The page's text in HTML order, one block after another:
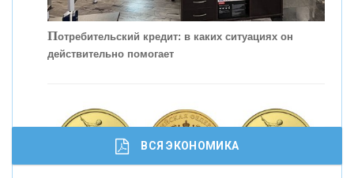
Потребительский кредит: в каких ситуациях он
действительно помогает
ВСЯ ЭКОНОМИКА